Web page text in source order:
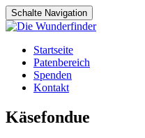
Schalte Navigation
Zum
Inhalt
springen
Startseite
Patenbereich
Spenden
Kontakt
Käsefondue